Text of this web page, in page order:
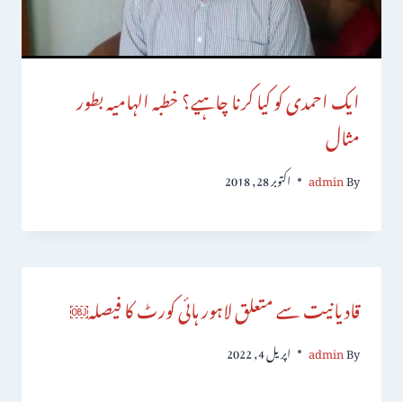
ایک احمدی کو کیا کرنا چاہیے؟ خطبہ الہامیہ بطور
مثال
By
admin اکتوبر 28, 2018
قادیانیت سے متعلق لاہور ہائی کورٹ کا فیصلہ￼
By
admin اپریل 4, 2022